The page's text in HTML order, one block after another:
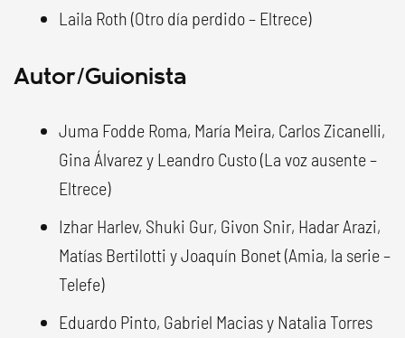
Laila Roth (Otro día perdido – Eltrece)
Autor/Guionista
Juma Fodde Roma, María Meira, Carlos Zicanelli,
Gina Álvarez y Leandro Custo (La voz ausente –
Eltrece)
Izhar Harlev, Shuki Gur, Givon Snir, Hadar Arazi,
Matías Bertilotti y Joaquín Bonet (Amia, la serie –
Telefe)
Eduardo Pinto, Gabriel Macias y Natalia Torres